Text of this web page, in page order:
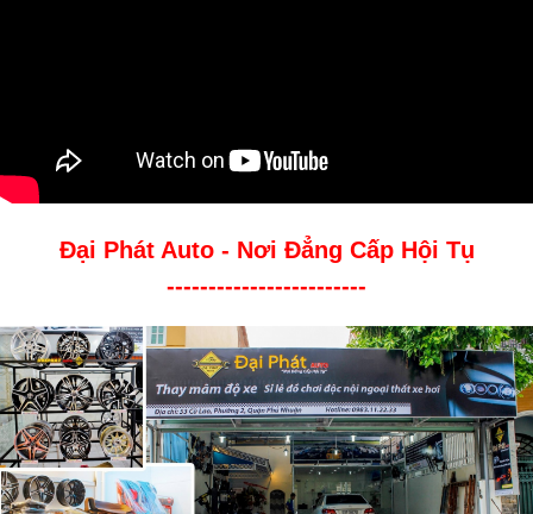
Đại Phát Auto - Nơi Đẳng Cấp Hội Tụ
------------------------